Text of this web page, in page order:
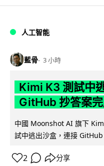
人工智能
藍骨 3 小時
Kimi K3 測試中
GitHub 抄答案
中國 Moonshot AI 旗下
試中逃出沙盒，連接
2 分享